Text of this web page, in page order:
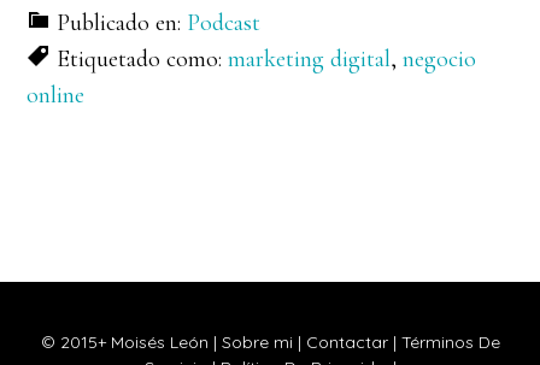
Publicado en: Podcast
Etiquetado como:marketing digital,negocio
online
principal
© 2015+ Moisés León | Sobre mi | Contactar| Términos De